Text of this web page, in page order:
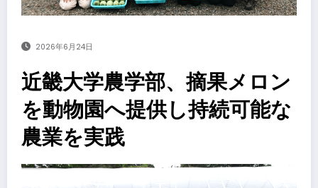
2026年6月24日
近畿大学農学部、摘果メロン
を動物園へ提供し持続可能な
農業を実践